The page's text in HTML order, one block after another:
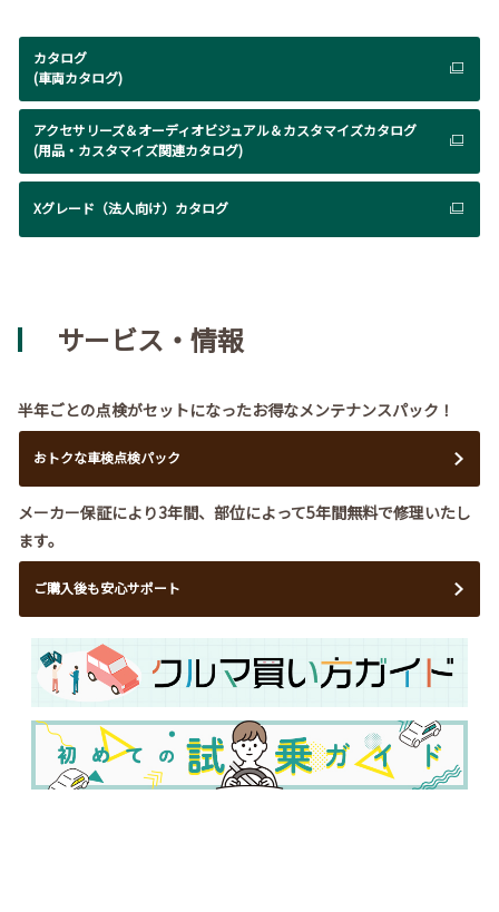
カタログ
(車両カタログ)
アクセサリーズ＆オーディオビジュアル＆カスタマイズカタログ
(用品・カスタマイズ関連カタログ)
Xグレード（法人向け）カタログ
サービス・情報
半年ごとの点検がセットになったお得なメンテナンスパック！
おトクな車検点検パック
メーカー保証により3年間、部位によって5年間無料で修理いたし
ます。
ご購入後も安心サポート